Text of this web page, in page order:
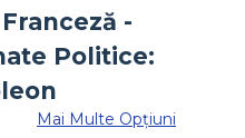
Mai Multe Opțiuni